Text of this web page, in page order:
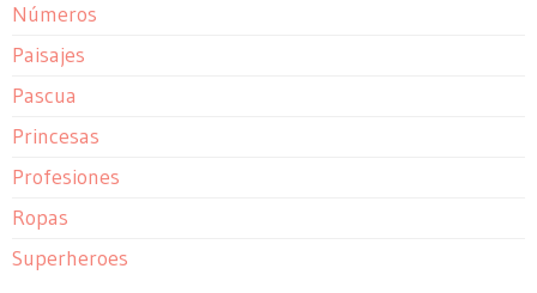
Números
Paisajes
Pascua
Princesas
Profesiones
Ropas
Superheroes